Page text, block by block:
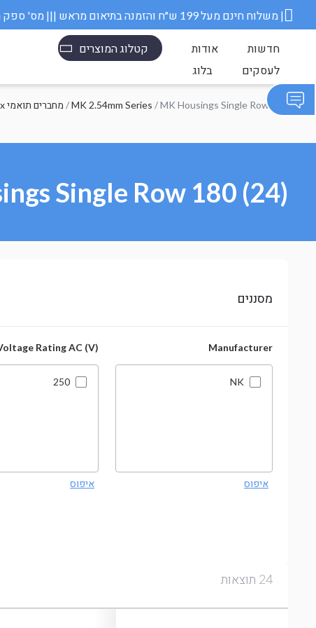
משלוח חינם מעל 199 ש״ח והזמנה בתיאום מראש ||| מס' ספק משרד הבטחון 11006845 |
קטלוג המוצרים אודות
חדשות
בלוג
לעסקים
Molex מחברים תואמי /MK 2.54mm Series / MK Housings Single Row 180
Single Row 180 (24)
מסננים
Manufacturer
NK
איפוס
Rating AC (V)
250
איפוס
24 תוצאות